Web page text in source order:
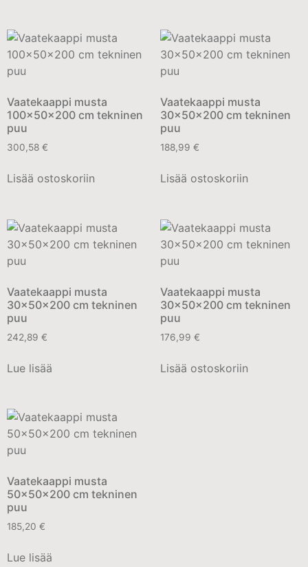
Vaatekaappi musta
100x50x200 cm tekninen
puu
300,58 €
Lisää ostoskoriin
Vaatekaappi musta
30x50x200 cm tekninen
puu
188,99 €
Lisää ostoskoriin
Vaatekaappi musta
30x50x200 cm tekninen
puu
242,89 €
Lue lisää
Vaatekaappi musta
30x50x200 cm tekninen
puu
176,99 €
Lisää ostoskoriin
Vaatekaappi musta
50x50x200 cm tekninen
puu
185,20 €
Lue lisää